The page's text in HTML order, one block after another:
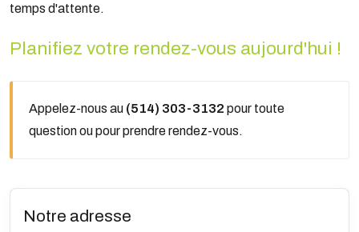
temps d'attente.
Planifiez votre rendez-vous aujourd'hui !
Appelez-nous au (514) 303-3132 pour toute
question ou pour prendre rendez-vous.
Notre adresse